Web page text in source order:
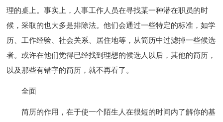
理的桌上。事实上，人事工作人员在寻找某一种潜在职员的时
候，采取的也大多是排除法。他们会通过一些特定的标准，如学
历、工作经验、社会关系、居住地等，从简历中过滤掉一些候选
者。或许在他们觉得已经找到理想的候选人以后，其他的简历，
以及那些有错字的简历，就不再看了。
全面
简历的作用，在于使一个陌生人在很短的时间内了解你的基